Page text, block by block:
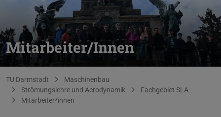
Mitarbeiter/Innen
Sie befinden sich hier:
TU Darmstadt
Maschinenbau
Strömungslehre und Aerodynamik
Fachgebiet SLA
Mitarbeiter*innen